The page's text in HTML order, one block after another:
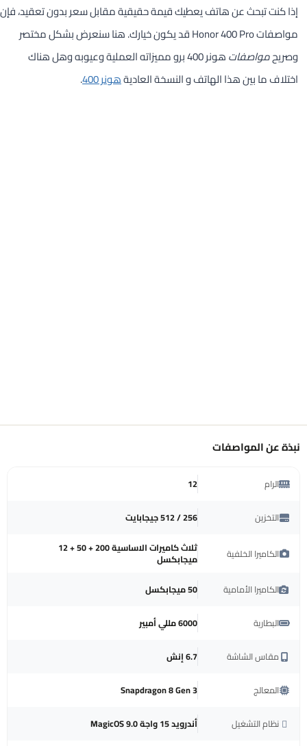
إذا كنت تبحث عن هاتف يعطيك قيمة حقيقية مقابل سعر بدون تعقيد، فإن
مواصفات Honor 400 Pro قد يكون خيارك. هنا سنعرض بشكل مختصر
وصريحمواصفات
هونر 400 برو مميزاته العملية وعيوبه وهل هناك
اختلاف ما بين هذا الهاتف و النسخة العاديةهونر 400 .
نبذة عن المواصفات
الرام 12
التخزين 256 / 512 جيجابايت
الكاميرا الخلفية ثلاث كاميرات الاساسية 200 + 50 + 12
ميجابكسل
الكاميرا الأمامية
50 ميجابكسل
البطارية 6000 مللي أمبير
مقاس الشاشة 6.7 إنش
المعالج Snapdragon 8 Gen 3
نظام التشغيل أندرويد 15 واجة MagicOS 9.0